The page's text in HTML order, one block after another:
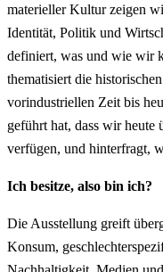
materieller Kultur zeigen
Identität, Politik und
definiert, was und wie wir
thematisiert die
vorindustriellen Zeit bis
geführt hat, dass wir heute
verfügen, und hinterfragt,
Ich besitze, also bin ich?
Die Ausstellung greift
Konsum,